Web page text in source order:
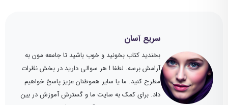
سریع آسان
بخندید کتاب بخونید و خوب باشید تا جامعه مون به
آرامش برسه. لطفا ! هر سوالی دارید در بخش نظرات
مطرح کنید. ما یا سایر هموطنان عزیز پاسخ خواهیم
داد. برای کمک به سایت ما و گسترش آموزش در بین